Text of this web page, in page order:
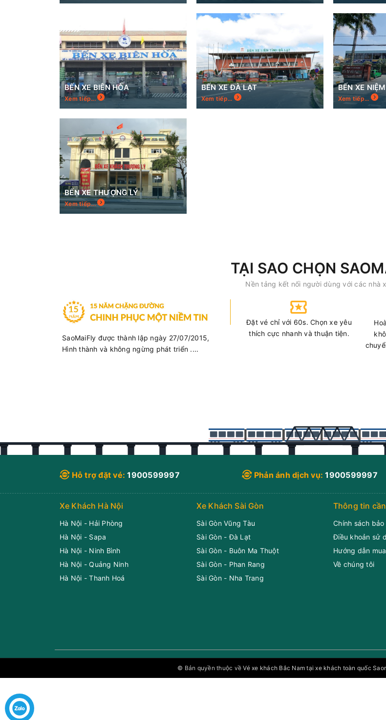
BẾN XE BIÊN HÒA
Xem tiếp...
BẾN XE ĐÀ LẠT
Xem tiếp...
BẾN XE
Xem tiếp...
BẾN XE THƯỢNG LÝ
Xem tiếp...
TẠI SAO CHỌN
Nền tảng kết nối người dùng với các nhà
SaoMaiFly được thành lập ngày 27/07/2015,
Hình thành và không ngừng phát triển ....
Đặt vé chỉ với 60s. Chọn xe yêu
thích cực nhanh và thuận tiện.
Hỗ trợ đặt vé: 1900599997 Phản ánh dịch vụ: 1900599997
Xe Khách Hà Nội
Hà Nội - Hải Phòng
Hà Nội - Sapa
Hà Nội - Ninh Bình
Hà Nội - Quảng Ninh
Hà Nội - Thanh Hoá
Xe Khách Sài Gòn
Sài Gòn Vũng Tàu
Sài Gòn - Đà Lạt
Sài Gòn - Buôn Ma Thuột
Sài Gòn - Phan Rang
Sài Gòn - Nha Trang
Thông tin
Chính sách bảo
Điều khoản sử
Hướng dẫn
Về chúng tôi
© Bản quyền thuộc vềVé xe khách Bắc Nam tại xe khách toàn quốc